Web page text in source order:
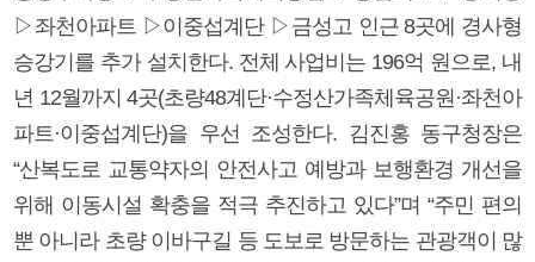
▷좌천아파트 ▷이중섭계단 ▷금성고 인근 8곳에 경사형
승강기를 추가 설치한다. 전체 사업비는 196억 원으로, 내
년 12월까지 4곳(초량48계단·수정산가족체육공원·좌천아
파트·이중섭계단)을 우선 조성한다. 김진홍 동구청장은
“산복도로 교통약자의 안전사고 예방과 보행환경 개선을
위해 이동시설 확충을 적극 추진하고 있다”며 “주민 편의
뿐 아니라 초량 이바구길 등 도보로 방문하는 관광객이 많